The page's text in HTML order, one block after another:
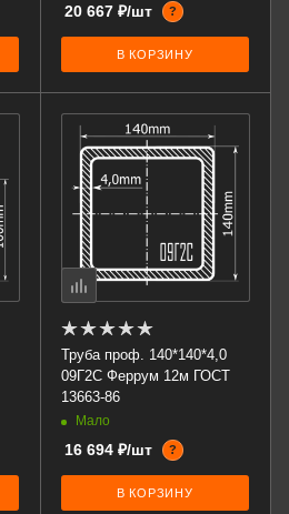
20 667 ₽/шт ?
В КОРЗИНУ
Труба проф. 140*140*4,0
09Г2С Феррум 12м ГОСТ
13663-86
Мало
16 694 ₽/шт ?
В КОРЗИНУ